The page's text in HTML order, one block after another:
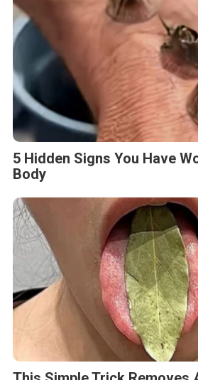
5 Hidden Signs You Have
Body